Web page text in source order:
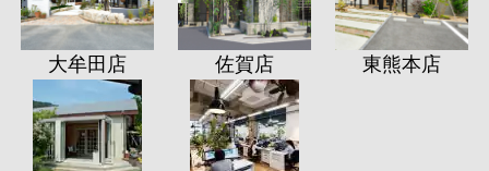
大牟田店 佐賀店 東熊本店